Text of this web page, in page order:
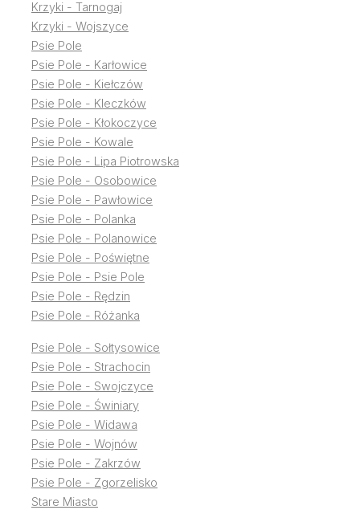
Krzyki - Tarnogaj
Krzyki - Wojszyce
Psie Pole
Psie Pole - Karłowice
Psie Pole - Kiełczów
Psie Pole - Kleczków
Psie Pole - Kłokoczyce
Psie Pole - Kowale
Psie Pole - Lipa Piotrowska
Psie Pole - Osobowice
Psie Pole - Pawłowice
Psie Pole - Polanka
Psie Pole - Polanowice
Psie Pole - Poświętne
Psie Pole - Psie Pole
Psie Pole - Rędzin
Psie Pole - Różanka
Psie Pole - Sołtysowice
Psie Pole - Strachocin
Psie Pole - Swojczyce
Psie Pole - Świniary
Psie Pole - Widawa
Psie Pole - Wojnów
Psie Pole - Zakrzów
Psie Pole - Zgorzelisko
Stare Miasto